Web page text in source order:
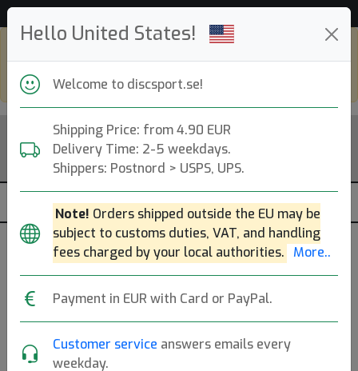
Hello United States!
Welcome to discsport.se!
Shipping Price: from 4.90 EUR
Delivery Time: 2-5 weekdays.
Shippers: Postnord > USPS, UPS.
Note! Orders shipped outside the EU may be
subject to customs duties, VAT, and handling
fees charged by your local authorities. More..
Payment in EUR with Card or PayPal.
Customer service answers emails every
weekday.
go todiscsport.com
World Peace Mini Disc
Wham-O|Minidiscar